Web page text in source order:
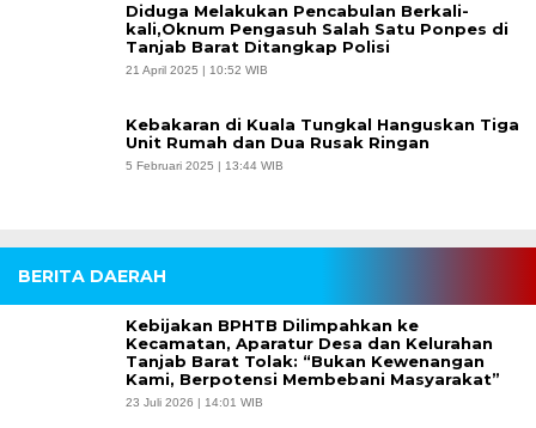
Diduga Melakukan Pencabulan Berkali-
kali,Oknum Pengasuh Salah Satu Ponpes di
Tanjab Barat Ditangkap Polisi
21 April 2025 | 10:52 WIB
Kebakaran di Kuala Tungkal Hanguskan Tiga
Unit Rumah dan Dua Rusak Ringan
5 Februari 2025 | 13:44 WIB
BERITA DAERAH
Kebijakan BPHTB Dilimpahkan ke
Kecamatan, Aparatur Desa dan Kelurahan
Tanjab Barat Tolak: “Bukan Kewenangan
Kami, Berpotensi Membebani Masyarakat”
23 Juli 2026 | 14:01 WIB